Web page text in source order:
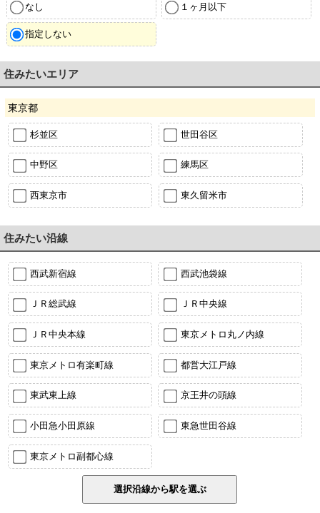
なし １ヶ月以下
指定しない
住みたいエリア
東京都
杉並区 世田谷区
中野区 練馬区
西東京市 東久留米市
住みたい沿線
西武新宿線 西武池袋線
ＪＲ総武線 ＪＲ中央線
ＪＲ中央本線 東京メトロ丸ノ内線
東京メトロ有楽町線 都営大江戸線
東武東上線 京王井の頭線
小田急小田原線 東急世田谷線
東京メトロ副都心線